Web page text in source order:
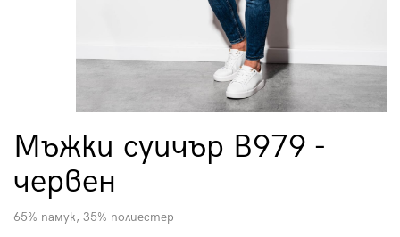
Мъжки суичър B979 -
червен
65% памук, 35% полиестер